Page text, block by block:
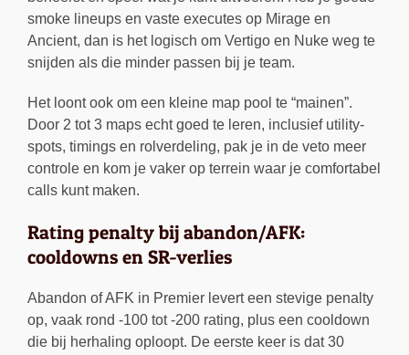
smoke lineups en vaste executes op Mirage en
Ancient, dan is het logisch om Vertigo en Nuke weg te
snijden als die minder passen bij je team.
Het loont ook om een kleine map pool te “mainen”.
Door 2 tot 3 maps echt goed te leren, inclusief utility-
spots, timings en rolverdeling, pak je in de veto meer
controle en kom je vaker op terrein waar je comfortabel
calls kunt maken.
Rating penalty bij abandon/AFK:
cooldowns en SR-verlies
Abandon of AFK in Premier levert een stevige penalty
op, vaak rond -100 tot -200 rating, plus een cooldown
die bij herhaling oploopt. De eerste keer is dat 30